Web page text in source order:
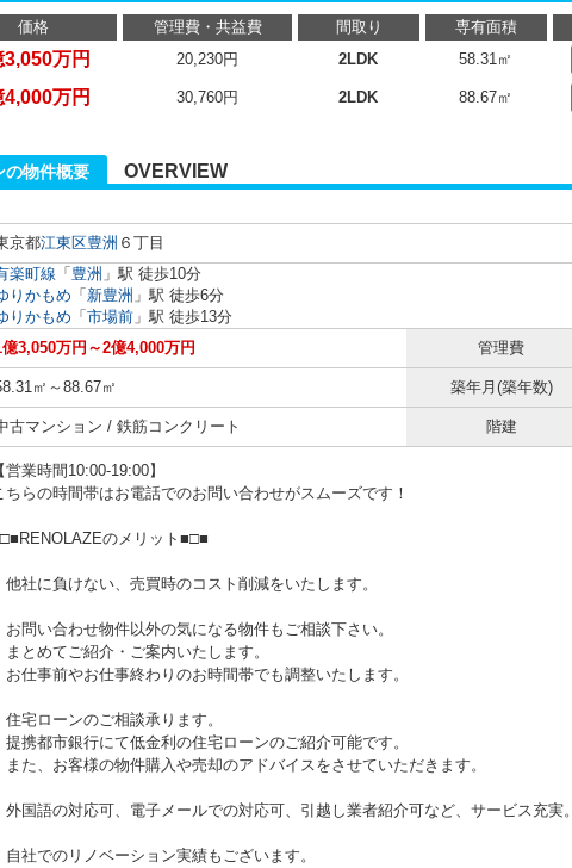
価格 管理費・共益費 間取り 専有面積
3,050万円 20,230円 2LDK 58.31㎡
4,000万円 30,760円 2LDK 88.67㎡
物件概要 OVERVIEW
京都江東区豊洲 ６丁目
楽町線 「 豊洲 」駅 徒歩10分
りかもめ 「 新豊洲 」駅 徒歩6分
りかもめ 「 市場前 」駅 徒歩13分
3,050万円～2億4,000万円 管理費
㎡～88.67㎡ 築年月(築年数)
古マンション / 鉄筋コンクリート 階建
【営業時間10:00-19:00】
ちらの時間帯はお電話でのお問い合わせがスムーズです！
のメリット■□■
他社に負けない、売買時のコスト削減をいたします。
お問い合わせ物件以外の気になる物件もご相談下さい。
まとめてご紹介・ご案内いたします。
お仕事前やお仕事終わりのお時間帯でも調整いたします。
住宅ローンのご相談承ります。
提携都市銀行にて低金利の住宅ローンのご紹介可能です。
また、お客様の物件購入や売却のアドバイスをさせていただきます。
外国語の対応可、電子メールでの対応可、引越し業者紹介可など、サービス充実。
自社でのリノベーション実績もございます。